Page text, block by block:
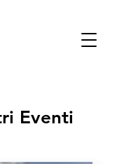
Eventi